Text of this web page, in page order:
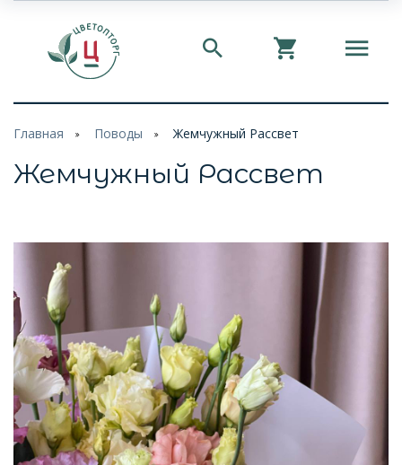
Главная Поводы Жемчужный Рассвет
Жемчужный Рассвет